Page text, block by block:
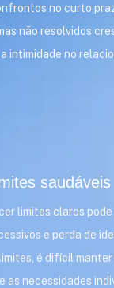
no curto
não resolvidos
intimidade no
saudáveis
limites claros
e perda de
é difícil
as necessidades